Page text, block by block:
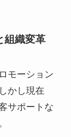
組織変革
モーション
かし現在
サポートな